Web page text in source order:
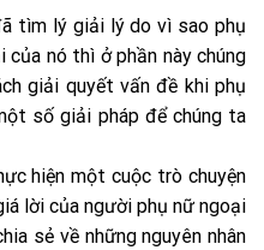
tìm lý giải lý do vì sao phụ
nó thì ở phần này chúng
giải quyết vấn đề khi phụ
số giải pháp để chúng ta
hiện một cuộc trò chuyện
lời của người phụ nữ ngoại
sẻ về những nguyên nhân